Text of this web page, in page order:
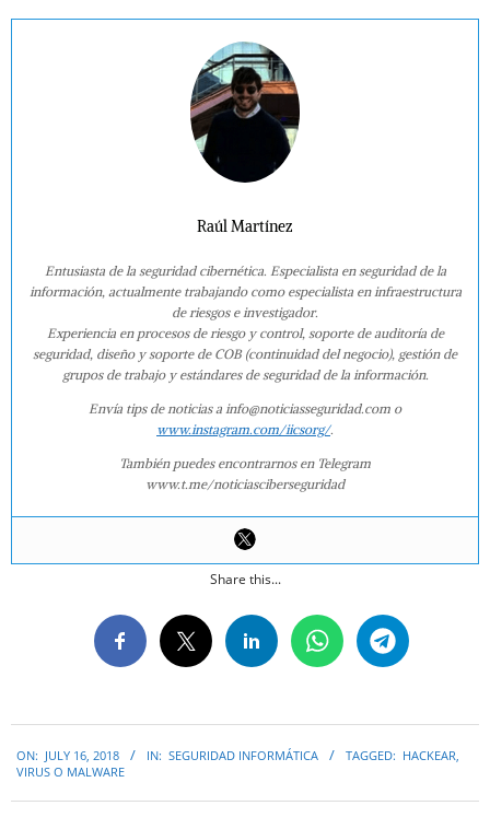
Raúl Martínez
Entusiasta de la seguridad cibernética. Especialista en seguridad de la
información, actualmente trabajando como especialista en infraestructura
de riesgos e investigador.
Experiencia en procesos de riesgo y control, soporte de auditoría de
seguridad, diseño y soporte de COB (continuidad del negocio), gestión de
grupos de trabajo y estándares de seguridad de la información.
Envía tips de noticias a info@noticiasseguridad.com o
www.instagram.com/iicsorg/.
También puedes encontrarnos en Telegram
www.t.me/noticiasciberseguridad
Share this...
07-
ON: JULY 16, 2018 IN: SEGURIDAD INFORMÁTICA TAGGED: HACKEAR
VIRUS O MALWARE